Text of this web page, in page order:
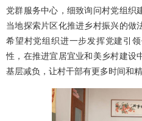
党群服务中心，细致询问村党组织
当地探索片区化推进乡村振兴的做
希望村党组织进一步发挥党建引
性，在推进宜居宜业和美乡村建设
基层减负，让村干部有更多时间和